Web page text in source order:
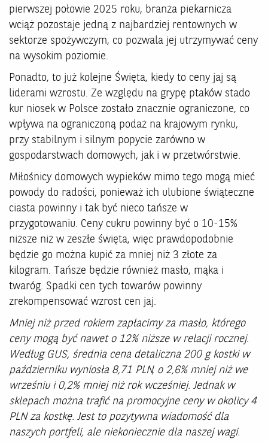
pierwszej połowie 2025 roku, branża piekarnicza
wciąż pozostaje jedną z najbardziej rentownych w
sektorze spożywczym, co pozwala jej utrzymywać ceny
na wysokim poziomie.
Ponadto, to już kolejne Święta, kiedy to ceny jaj są
liderami wzrostu. Ze względu na grypę ptaków stado
kur niosek w Polsce zostało znacznie ograniczone, co
wpływa na ograniczoną podaż na krajowym rynku,
przy stabilnym i silnym popycie zarówno w
gospodarstwach domowych, jak i w przetwórstwie.
Miłośnicy domowych wypieków mimo tego mogą mieć
powody do radości, ponieważ ich ulubione świąteczne
ciasta powinny i tak być nieco tańsze w
przygotowaniu. Ceny cukru powinny być o 10-15%
niższe niż w zeszłe święta, więc prawdopodobnie
będzie go można kupić za mniej niż 3 złote za
kilogram. Tańsze będzie również masło, mąka i
twaróg. Spadki cen tych towarów powinny
zrekompensować wzrost cen jaj.
Mniej niż przed rokiem zapłacimy za masło, którego
ceny mogą być nawet o 12% niższe w relacji rocznej.
Według GUS, średnia cena detaliczna 200 g kostki w
październiku wyniosła 8,71 PLN, o 2,6% mniej niż we
wrześniu i 0,2% mniej niż rok wcześniej. Jednak w
sklepach można trafić na promocyjne ceny w okolicy 4
PLN za kostkę. Jest to pozytywna wiadomość dla
naszych portfeli, ale niekoniecznie dla naszej wagi.